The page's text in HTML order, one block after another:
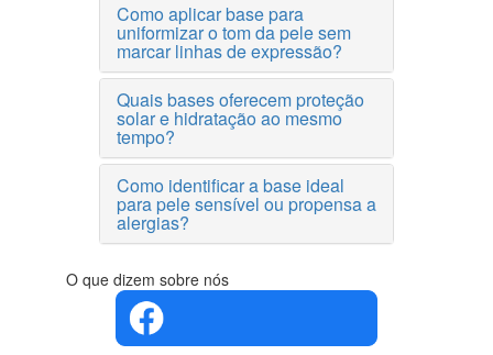
Como aplicar base para
uniformizar o tom da pele sem
marcar linhas de expressão?
Quais bases oferecem proteção
solar e hidratação ao mesmo
tempo?
Como identificar a base ideal
para pele sensível ou propensa a
alergias?
O que dizem sobre nós